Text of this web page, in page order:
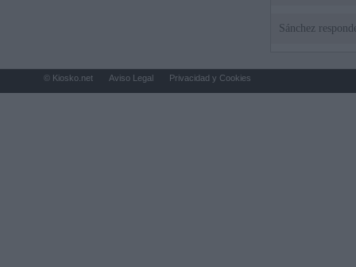
Sánchez
© Kiosko.net Aviso Legal Privacidad y Cookies